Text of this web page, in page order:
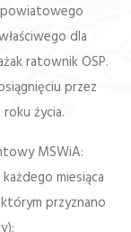
dla
ratownik OSP.
przez
życia.
MSWiA:
miesiąca
przyznano